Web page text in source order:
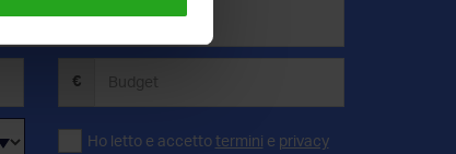
€
Ho letto e accetto termini e privacy